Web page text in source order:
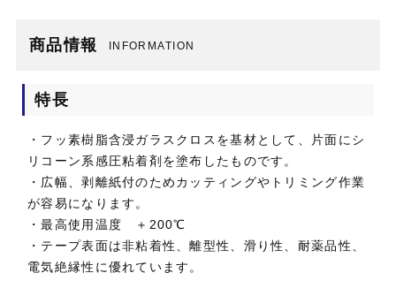
商品情報 INFORMATION
特長
・フッ素樹脂含浸ガラスクロスを基材として、片面にシ
リコーン系感圧粘着剤を塗布したものです。
・広幅、剥離紙付のためカッティングやトリミング作業
が容易になります。
・最高使用温度 ＋200℃
・テープ表面は非粘着性、離型性、滑り性、耐薬品性、
電気絶縁性に優れています。